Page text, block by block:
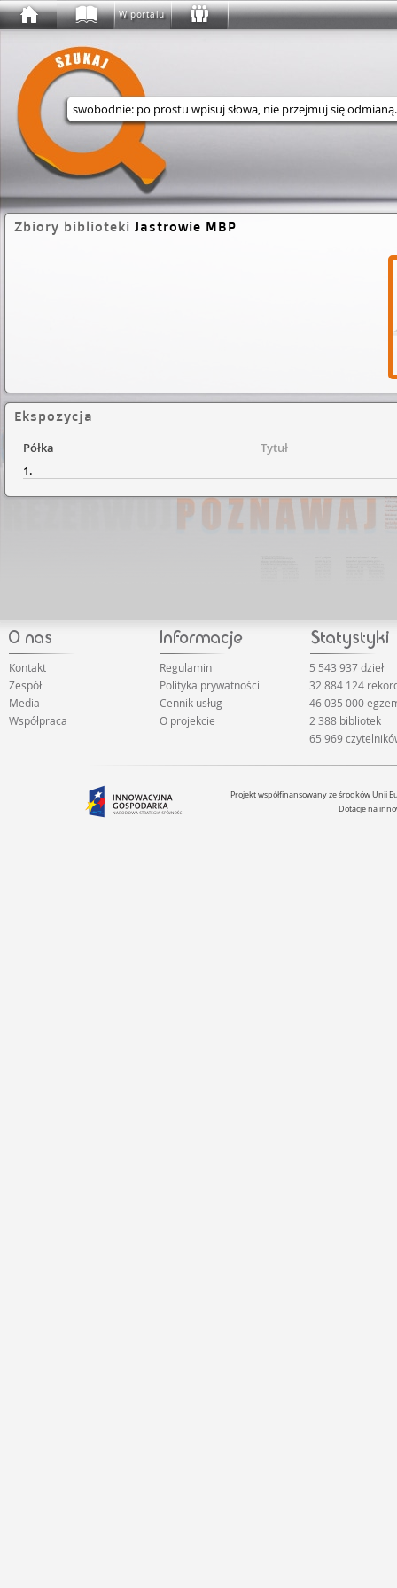
W portalu
Wyszukaj w serwisie
Zbiory biblioteki Jastrowie MBP
Ekspozycja
Półka
Tytuł
1.
Kontakt
Zespół
Media
Współpraca
Regulamin
Polityka prywatności
Cennik usług
O projekcie
5 543 937 dzieł
32 884 124
46 035 000
2 388 bibliotek
65 969
Projekt współfinansowany ze środków Unii
Dotacje na